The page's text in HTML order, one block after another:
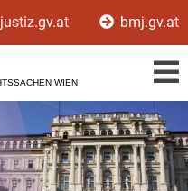
justiz.gv.at bmj.gv.at
WIEN